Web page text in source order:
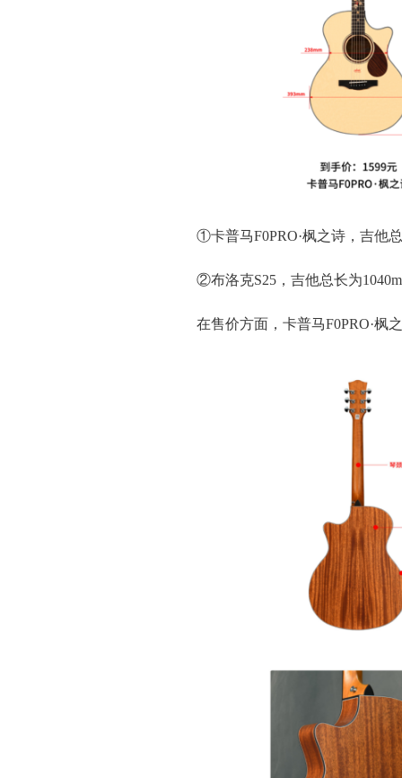
①卡普马F0PRO·枫之诗，吉他
②布洛克S25，吉他总长为
在售价方面，卡普马F0PRO·枫